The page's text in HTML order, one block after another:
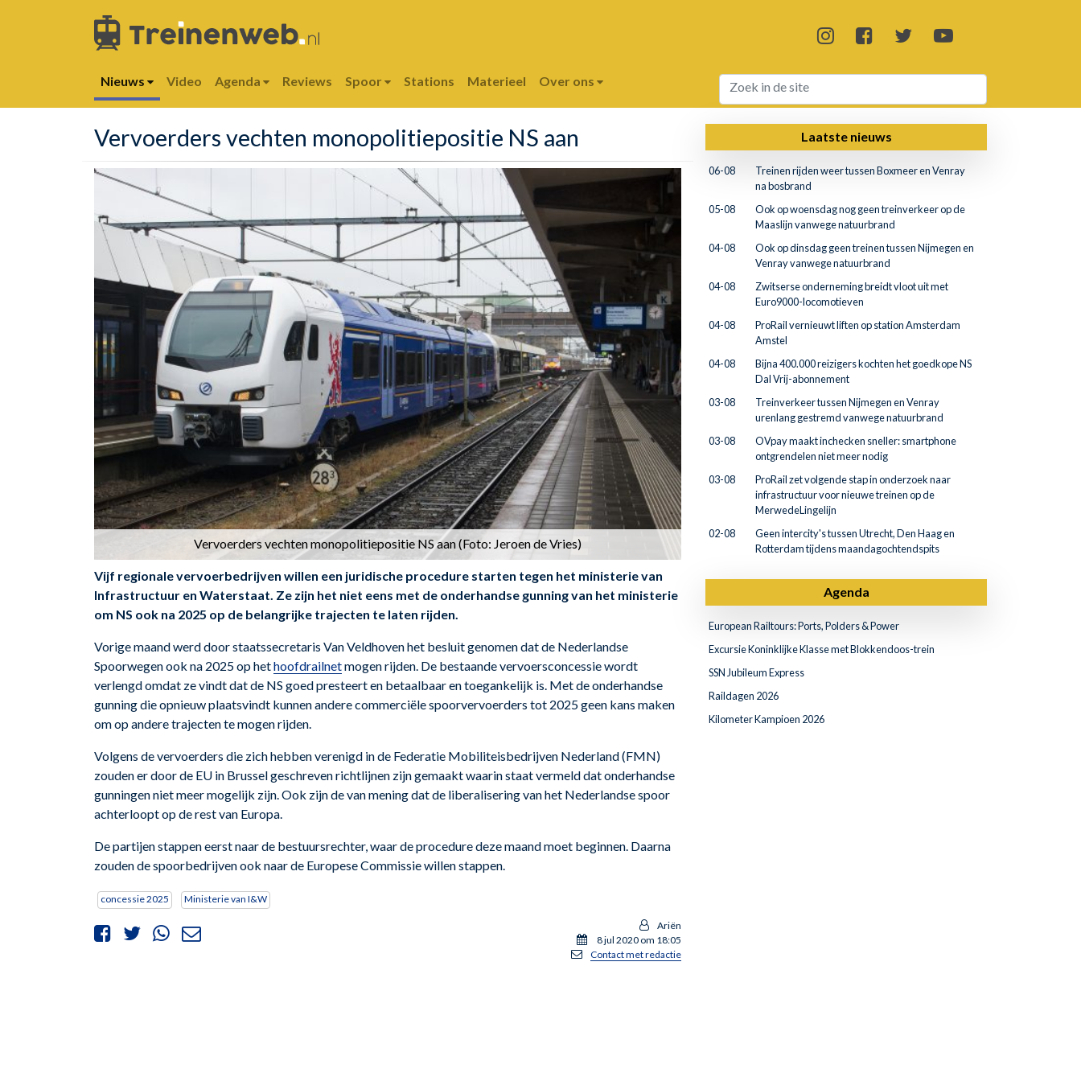
Nieuws Video Agenda Reviews Spoor Stations Materieel Over ons
Vervoerders vechten monopolitiepositie NS aan
Vervoerders vechten monopolitiepositie NS aan (Foto: Jeroen de Vries)
Vijf regionale vervoerbedrijven willen een juridische procedure starten tegen het ministerie van
Infrastructuur en Waterstaat. Ze zijn het niet eens met de onderhandse gunning van het ministerie
om NS ook na 2025 op de belangrijke trajecten te laten rijden.
Vorige maand werd door staatssecretaris Van Veldhoven het besluit genomen dat de Nederlandse
Spoorwegen ook na 2025 op hethoofdrailnetmogen rijden. De bestaande vervoersconcessie wordt
verlengd omdat ze vindt dat de NS goed presteert en betaalbaar en toegankelijk is. Met de onderhandse
gunning die opnieuw plaatsvindt kunnen andere commerciële spoorvervoerders tot 2025 geen kans maken
om op andere trajecten te mogen rijden.
Volgens de vervoerders die zich hebben verenigd in de Federatie Mobiliteisbedrijven Nederland (FMN)
zouden er door de EU in Brussel geschreven richtlijnen zijn gemaakt waarin staat vermeld dat onderhandse
gunningen niet meer mogelijk zijn. Ook zijn de van mening dat de liberalisering van het Nederlandse spoor
achterloopt op de rest van Europa.
De partijen stappen eerst naar de bestuursrechter, waar de procedure deze maand moet beginnen. Daarna
zouden de spoorbedrijven ook naar de Europese Commissie willen stappen.
concessie 2025 Ministerie van I&W
Ariën
8 jul 2020 om 18:05
Contact met redactie
Laatste nieuws
06-08
Treinen rijden weer tussen Boxmeer en Venray
na bosbrand
05-08
Ook op woensdag nog geen treinverkeer op de
Maaslijn vanwege natuurbrand
04-08
Ook op dinsdag geen treinen tussen Nijmegen en
Venray vanwege natuurbrand
04-08
Zwitserse onderneming breidt vloot uit met
Euro9000-locomotieven
04-08
ProRail vernieuwt liften op station Amsterdam
Amstel
04-08
Bijna 400.000 reizigers kochten het goedkope NS
Dal Vrij-abonnement
03-08
Treinverkeer tussen Nijmegen en Venray
urenlang gestremd vanwege natuurbrand
03-08
OVpay maakt inchecken sneller: smartphone
ontgrendelen niet meer nodig
03-08
ProRail zet volgende stap in onderzoek naar
infrastructuur voor nieuwe treinen op de
MerwedeLingelijn
02-08
Geen intercity's tussen Utrecht, Den Haag en
Rotterdam tijdens maandagochtendspits
Agenda
European Railtours: Ports, Polders & Power
Excursie Koninklijke Klasse met Blokkendoos-trein
SSN Jubileum Express
Raildagen 2026
Kilometer Kampioen 2026